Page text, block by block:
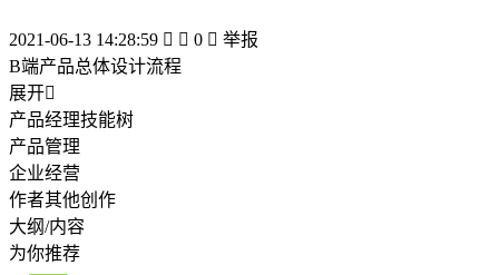
2021-06-13 14:28:59   0  举报
B端产品总体设计流程
展开
产品经理技能树
产品管理
企业经营
作者其他创作
大纲/内容
为你推荐